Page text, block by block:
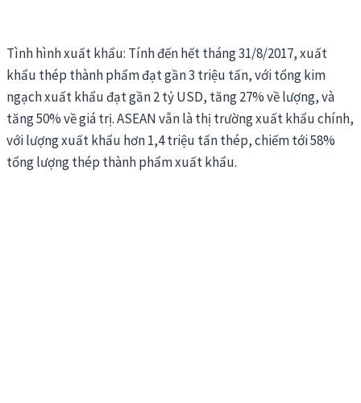
Tình hình xuất khẩu: Tính đến hết tháng 31/8/2017, xuất
khẩu thép thành phẩm đạt gần 3 triệu tấn, với tổng kim
ngạch xuất khẩu đạt gần 2 tỷ USD, tăng 27% về lượng, và
tăng 50% về giá trị. ASEAN vẫn là thị trường xuất khẩu chính,
với lượng xuất khẩu hơn 1,4 triệu tấn thép, chiếm tới 58%
tổng lượng thép thành phẩm xuất khẩu.